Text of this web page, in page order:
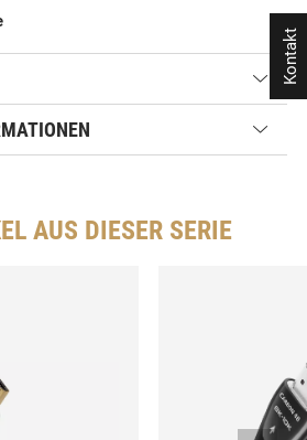
AUS DIESER SERIE
Kontakt